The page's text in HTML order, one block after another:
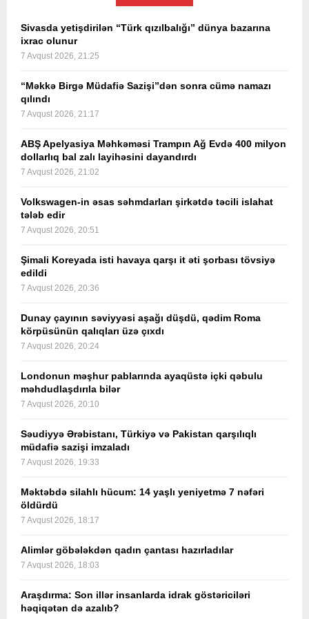
Sivasda yetişdirilən “Türk qızılbalığı” dünya bazarına
ixrac olunur
7 Avqust 2026, 21:25
“Məkkə Birgə Müdafiə Sazişi”dən sonra cümə namazı
qılındı
7 Avqust 2026, 21:17
ABŞ Apelyasiya Məhkəməsi Trampın Ağ Evdə 400 milyon
dollarlıq bal zalı layihəsini dayandırdı
7 Avqust 2026, 21:02
Volkswagen-in əsas səhmdarları şirkətdə təcili islahat
tələb edir
7 Avqust 2026, 20:51
Şimali Koreyada isti havaya qarşı it əti şorbası tövsiyə
edildi
7 Avqust 2026, 20:36
Dunay çayının səviyyəsi aşağı düşdü, qədim Roma
körpüsünün qalıqları üzə çıxdı
7 Avqust 2026, 20:24
Londonun məşhur pablarında ayaqüstə içki qəbulu
məhdudlaşdırıla bilər
7 Avqust 2026, 20:10
Səudiyyə Ərəbistanı, Türkiyə və Pakistan qarşılıqlı
müdafiə sazişi imzaladı
7 Avqust 2026, 19:33
Məktəbdə silahlı hücum: 14 yaşlı yeniyetmə 7 nəfəri
öldürdü
7 Avqust 2026, 18:17
Alimlər göbələkdən qadın çantası hazırladılar
7 Avqust 2026, 18:03
Araşdırma: Son illər insanlarda idrak göstəriciləri
həqiqətən də azalıb?